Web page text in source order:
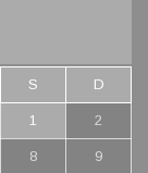
S D
1 2
8 9